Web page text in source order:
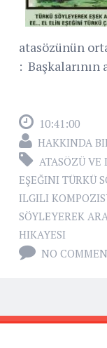
atasözünün
: Başkalarının
10:41:00
HAKKINDA
ATASÖZÜ
EŞEĞINI TÜRKÜ
ILGILI
SÖYLEYEREK
HIKAYESI
NO